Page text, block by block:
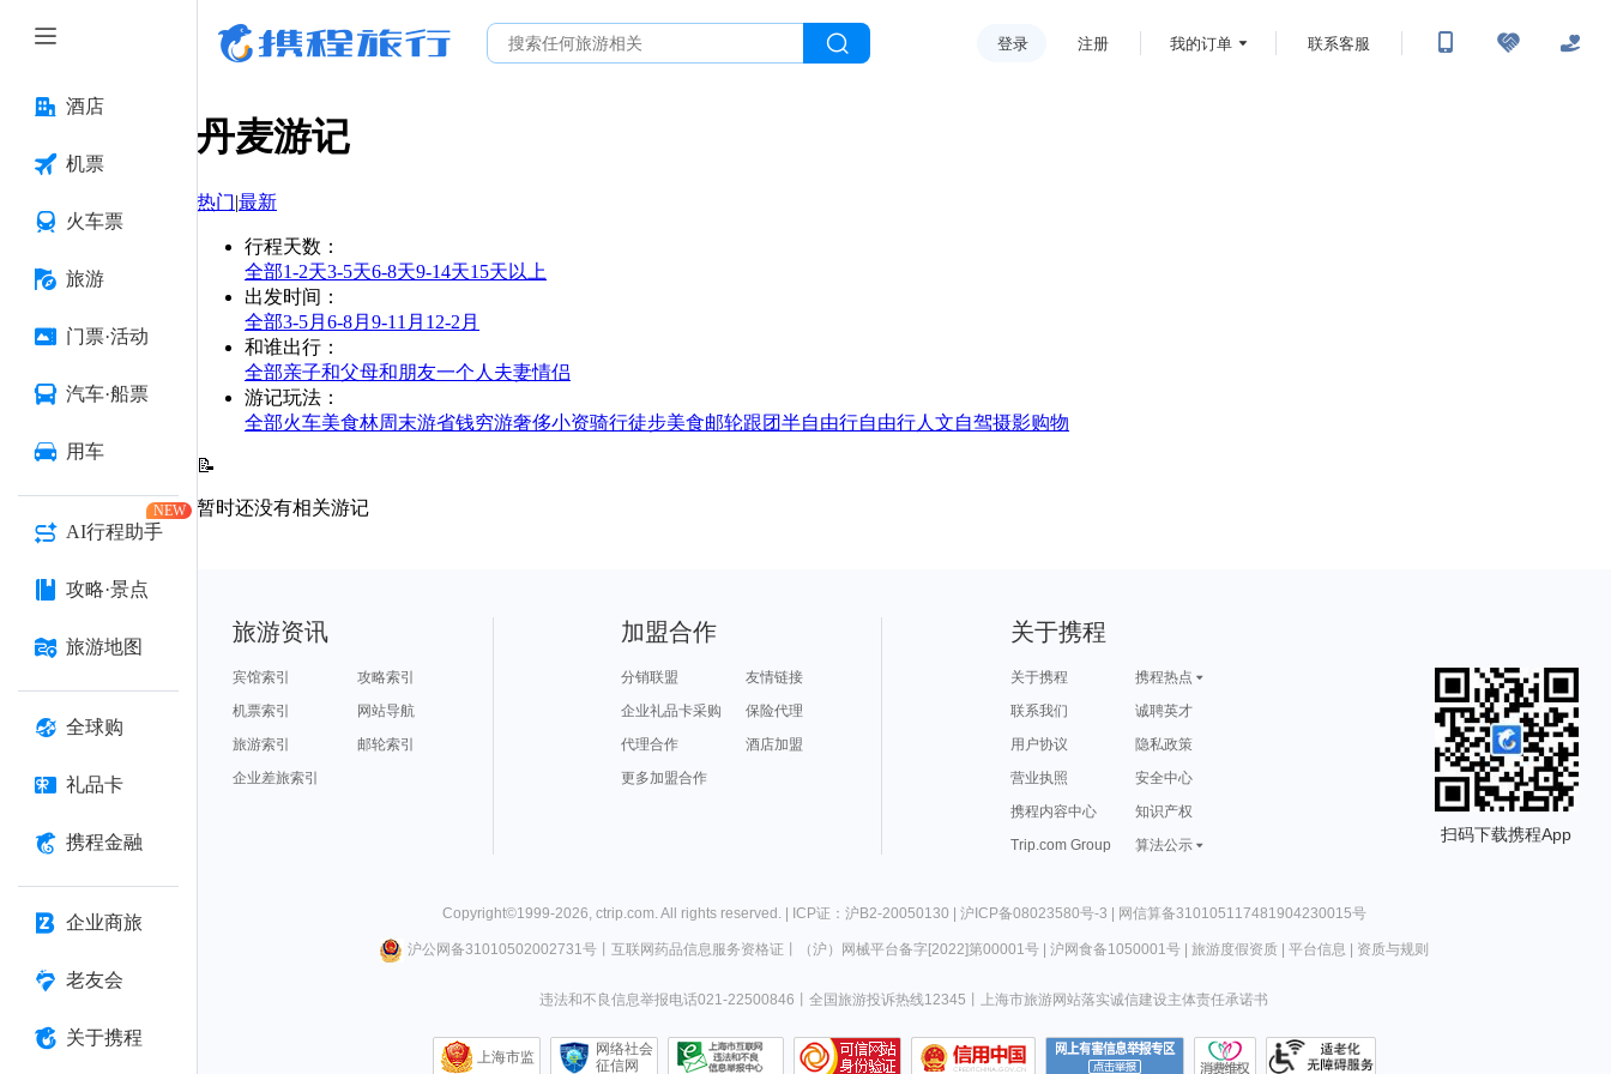
酒店
机票
火车票
旅游
门票·活动
汽车·船票
用车
AI行程助手
NEW
攻略·景点
旅游地图
全球购
礼品卡
携程金融
企业商旅
老友会
关于携程
登录 注册 我的订单 联系客服
丹麦游记
热门|最新
行程天数 ：
全部1-2天3-5天6-8天9-14天15天以上
出发时间 ：
全部3-5月 6-8月 9-11月 12-2月
和谁出行 ：
全部亲子和父母和朋友一个人 夫妻情侣
游记玩法 ：
全部火车美食林周末游省钱穷游奢侈小资骑行徒步美食邮轮跟团半自由行自由行人文自驾摄影购物
📝
暂时还没有相关游记
旅游资讯
宾馆索引
攻略索引
机票索引
网站导航
旅游索引
邮轮索引
企业差旅索引
加盟合作
分销联盟
友情链接
企业礼品卡采购
保险代理
代理合作
酒店加盟
更多加盟合作
关于携程
关于携程
携程热点
联系我们
诚聘英才
用户协议
隐私政策
营业执照
安全中心
携程内容中心
知识产权
Trip.com Group
算法公示
扫码下载携程App
Copyright©1999-2026, ctrip.com. All rights reserved. | ICP证：沪B2-20050130 | 沪ICP备08023580号-3 | 网信算备310105117481904230015号
沪公网备31010502002731号丨 互联网药品信息服务资格证 （沪）网械平台备字[2022]第00001号| 沪网食备1050001号| 旅游度假资质| 平台信息 资质与规则
违法和不良信息举报电话021-22500846 全国旅游投诉热线12345 上海市旅游网站落实诚信建设主体责任承诺书
上海市监
网络社会
征信网